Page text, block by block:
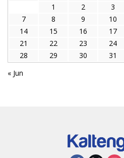
1
2 3
7
8 9 10
14
15 16 17
21
22 23 24
28
29 30
31
« Jun